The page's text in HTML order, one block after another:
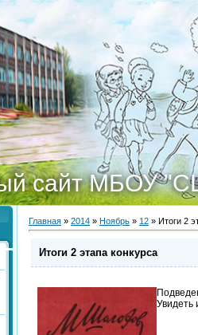
сайт МБОУ
Главная » 2014 » Ноябрь » 12 » Итоги 2
Итоги 2 этапа конкурса